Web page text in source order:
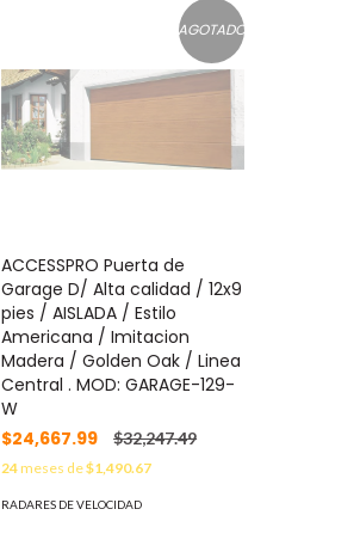
AGOTADO
ACCESSPRO Puerta de
Garage D/ Alta calidad / 12x9
pies / AISLADA / Estilo
Americana / Imitacion
Madera / Golden Oak / Linea
Central . MOD: GARAGE-129-
W
$24,667.99
$32,247.49
24meses de$1,490.67
RADARES DE VELOCIDAD